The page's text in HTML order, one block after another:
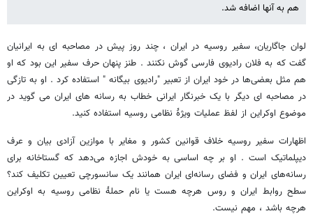
هم به آنها اضافه شد.
لوان جاگاریان، سفیر روسیه در ایران ، چند روز پیش در مصاحبه ای به ایرانیان
گفت که به فلان رادیوی فارسی گوش نکنند . طنز پنهان حرف سفیر این بود که او
هم مثل بعضی‌ها در خود ایران از تعبیر "رادیوی بیگانه " استفاده کرد . او به تازگی
در مصاحبه ای دیگر با یک خبرنگار ایرانی خطاب به رسانه های ایران می گوید در
موضوع اوکراین از لفظ عملیات ویژۀ نظامی روسیه استفاده کنید.
اظهارات سفیر روسیه خلاف قوانین کشور و مغایر با موازین آزادی بیان و عرف
دیپلماتیک است . او بر چه اساسی به خودش اجازه می‌دهد که گستاخانه برای
رسانه‌های ایران و فضای رسانه‌ای ایران همانند یک سانسورچی تعیین تکلیف کند؟
سطح روابط ایران و روس هرچه هست یا نام حملۀ نظامی روسیه به اوکراین
هرچه باشد ، مهم نیست.